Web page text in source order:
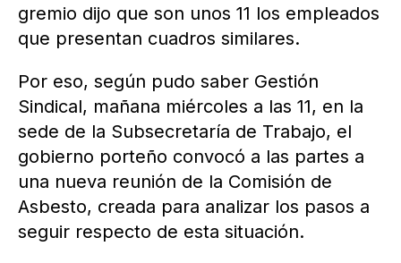
gremio dijo que son unos 11 los empleados
que presentan cuadros similares.
Por eso, según pudo saber Gestión
Sindical, mañana miércoles a las 11, en la
sede de la Subsecretaría de Trabajo, el
gobierno porteño convocó a las partes a
una nueva reunión de la Comisión de
Asbesto, creada para analizar los pasos a
seguir respecto de esta situación.